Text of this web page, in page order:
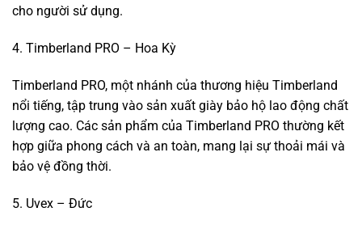
cho người sử dụng.
4. Timberland PRO – Hoa Kỳ
Timberland PRO, một nhánh của thương hiệu Timberland
nổi tiếng, tập trung vào sản xuất giày bảo hộ lao động chất
lượng cao. Các sản phẩm của Timberland PRO thường kết
hợp giữa phong cách và an toàn, mang lại sự thoải mái và
bảo vệ đồng thời.
5. Uvex – Đức